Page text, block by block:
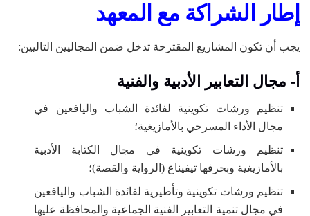
إطار الشراكة مع المعهد
يجب أن تكون المشاريع المقترحة تدخل ضمن المجاليين التاليين:
أ- مجال التعابير الأدبية والفنية
تنظيم ورشات تكوينية لفائدة الشباب واليافعين في
مجال الأداء المسرحي بالأمازيغية؛
تنظيم ورشات تكوينية في مجال الكتابة الأدبية
بالأمازيغية وبحرفها تيفيناغ (الرواية والقصة)؛
تنظيم ورشات تكوينية وتأطيرية لفائدة الشباب واليافعين
في مجال تنمية التعابير الفنية الجماعية والمحافظة عليها